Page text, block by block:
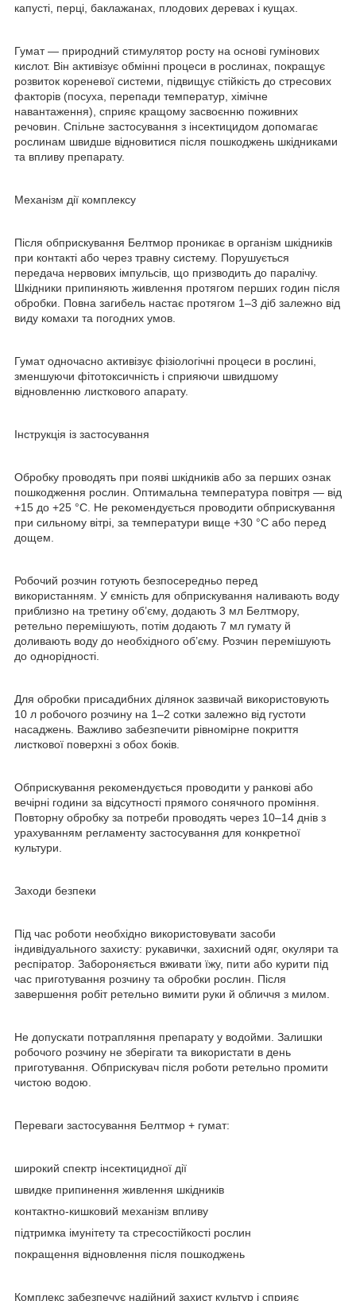
капусті, перці, баклажанах, плодових деревах і кущах.
Гумат — природний стимулятор росту на основі гумінових
кислот. Він активізує обмінні процеси в рослинах, покращує
розвиток кореневої системи, підвищує стійкість до стресових
факторів (посуха, перепади температур, хімічне
навантаження), сприяє кращому засвоєнню поживних
речовин. Спільне застосування з інсектицидом допомагає
рослинам швидше відновитися після пошкоджень шкідниками
та впливу препарату.
Механізм дії комплексу
Після обприскування Белтмор проникає в організм шкідників
при контакті або через травну систему. Порушується
передача нервових імпульсів, що призводить до паралічу.
Шкідники припиняють живлення протягом перших годин після
обробки. Повна загибель настає протягом 1–3 діб залежно від
виду комахи та погодних умов.
Гумат одночасно активізує фізіологічні процеси в рослині,
зменшуючи фітотоксичність і сприяючи швидшому
відновленню листкового апарату.
Інструкція із застосування
Обробку проводять при появі шкідників або за перших ознак
пошкодження рослин. Оптимальна температура повітря — від
+15 до +25 °C. Не рекомендується проводити обприскування
при сильному вітрі, за температури вище +30 °C або перед
дощем.
Робочий розчин готують безпосередньо перед
використанням. У ємність для обприскування наливають воду
приблизно на третину об’єму, додають 3 мл Белтмору,
ретельно перемішують, потім додають 7 мл гумату й
доливають воду до необхідного об’єму. Розчин перемішують
до однорідності.
Для обробки присадибних ділянок зазвичай використовують
10 л робочого розчину на 1–2 сотки залежно від густоти
насаджень. Важливо забезпечити рівномірне покриття
листкової поверхні з обох боків.
Обприскування рекомендується проводити у ранкові або
вечірні години за відсутності прямого сонячного проміння.
Повторну обробку за потреби проводять через 10–14 днів з
урахуванням регламенту застосування для конкретної
культури.
Заходи безпеки
Під час роботи необхідно використовувати засоби
індивідуального захисту: рукавички, захисний одяг, окуляри та
респіратор. Забороняється вживати їжу, пити або курити під
час приготування розчину та обробки рослин. Після
завершення робіт ретельно вимити руки й обличчя з милом.
Не допускати потрапляння препарату у водойми. Залишки
робочого розчину не зберігати та використати в день
приготування. Обприскувач після роботи ретельно промити
чистою водою.
Переваги застосування Белтмор + гумат:
широкий спектр інсектицидної дії
швидке припинення живлення шкідників
контактно-кишковий механізм впливу
підтримка імунітету та стресостійкості рослин
покращення відновлення після пошкоджень
Комплекс забезпечує надійний захист культур і сприяє